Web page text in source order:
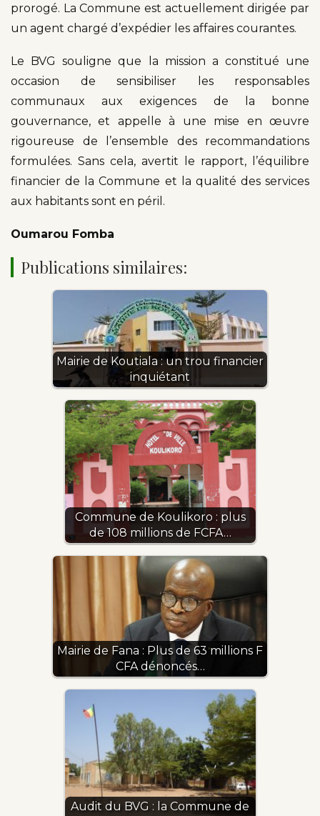
prorogé. La Commune est actuellement dirigée par
un agent chargé d’expédier les affaires courantes.
Le BVG souligne que la mission a constitué une
occasion de sensibiliser les responsables
communaux aux exigences de la bonne
gouvernance, et appelle à une mise en œuvre
rigoureuse de l’ensemble des recommandations
formulées. Sans cela, avertit le rapport, l’équilibre
financier de la Commune et la qualité des services
aux habitants sont en péril.
Oumarou Fomba
Publications similaires:
Mairie de Koutiala : un trou financier
inquiétant
Commune de Koulikoro : plus
de 108 millions de FCFA…
Mairie de Fana : Plus de 63 millions F
CFA dénoncés…
Audit du BVG : la Commune de